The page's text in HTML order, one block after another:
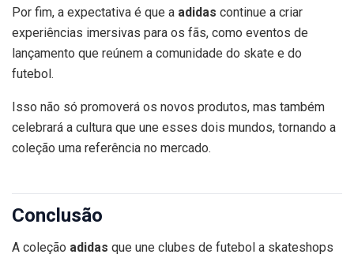
Por fim, a expectativa é que a adidas continue a criar
experiências imersivas para os fãs, como eventos de
lançamento que reúnem a comunidade do skate e do
futebol.
Isso não só promoverá os novos produtos, mas também
celebrará a cultura que une esses dois mundos, tornando a
coleção uma referência no mercado.
Conclusão
A coleção adidas que une clubes de futebol a skateshops